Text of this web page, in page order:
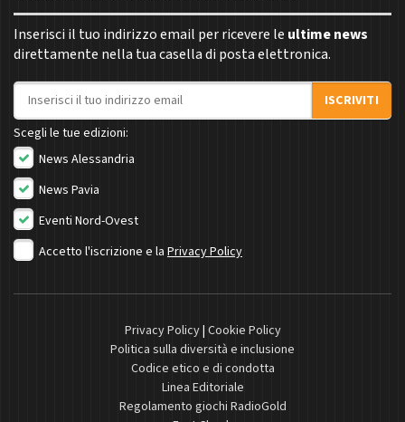
Inserisci il tuo indirizzo email per ricevere le ultime news
direttamente nella tua casella di posta elettronica.
Indirizzo email
ISCRIVITI
Scegli le tue edizioni:
News Alessandria
News Pavia
Eventi Nord-Ovest
Accetto l'iscrizione e la Privacy Policy
Privacy Policy| Cookie Policy
Politica sulla diversità e inclusione
Codice etico e di condotta
Linea Editoriale
Regolamento giochi RadioGold